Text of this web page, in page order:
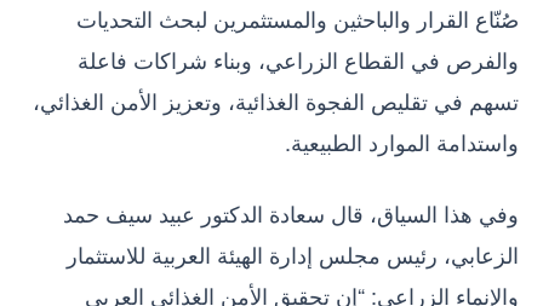
صُنّاع القرار والباحثين والمستثمرين لبحث التحديات
والفرص في القطاع الزراعي، وبناء شراكات فاعلة
تسهم في تقليص الفجوة الغذائية، وتعزيز الأمن الغذائي،
واستدامة الموارد الطبيعية.
وفي هذا السياق، قال سعادة الدكتور عبيد سيف حمد
الزعابي، رئيس مجلس إدارة الهيئة العربية للاستثمار
والإنماء الزراعي: “إن تحقيق الأمن الغذائي العربي